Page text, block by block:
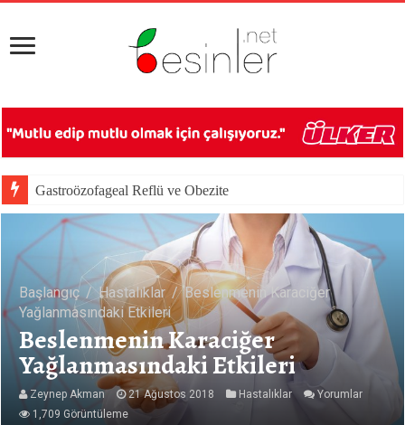
Gastroözofageal Reflü ve Obezite
Besin Reklamlarının Beslenme Tercihleri Üzerine Etkileri
Başlangıç / Hastalıklar / Beslenmenin Karaciğer
Yağlanmasındaki Etkileri
Beslenmenin Karaciğer
Yağlanmasındaki Etkileri
Zeynep Akman 21 Ağustos 2018 Hastalıklar
Yorumlar
1,709 Görüntüleme